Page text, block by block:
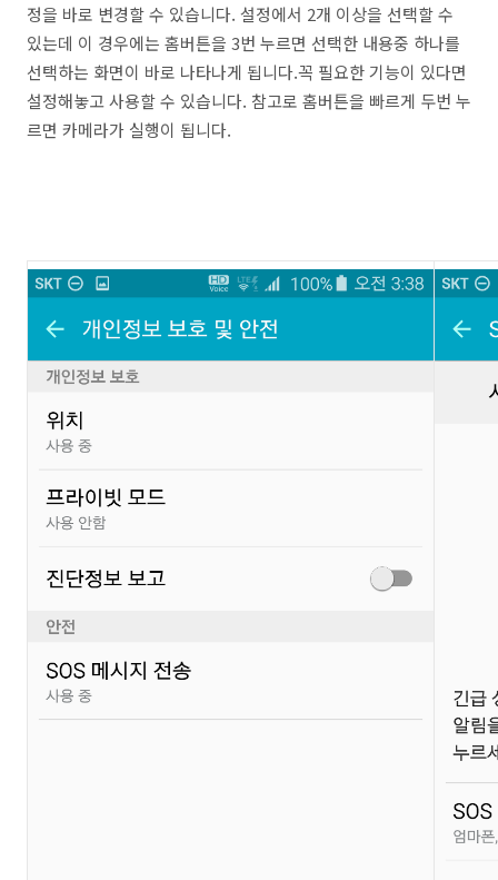
정을 바로 변경할 수 있습니다. 설정에서 2개 이상을 선택할 수
있는데 이 경우에는 홈버튼을 3번 누르면 선택한 내용중 하나를
선택하는 화면이 바로 나타나게 됩니다.꼭 필요한 기능이 있다면
설정해놓고 사용할 수 있습니다. 참고로 홈버튼을 빠르게 두번 누
르면 카메라가 실행이 됩니다.